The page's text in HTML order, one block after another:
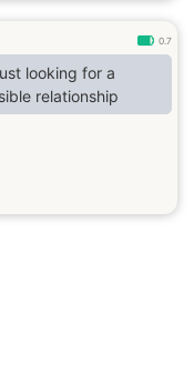
0.7
looking for a
relationship